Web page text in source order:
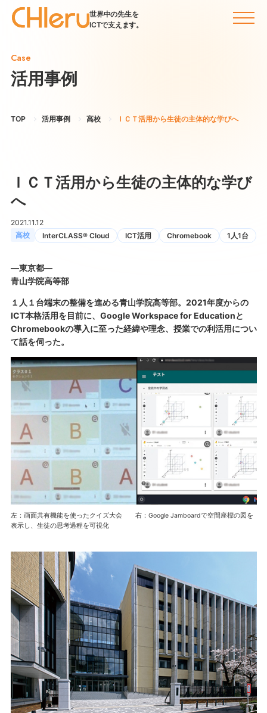
世界中の先生を
ICTで支えます。
Case
活用事例
TOP 活用事例 高校 ＩＣＴ活用から生徒の主体的な学びへ
ＩＣＴ活用から生徒の主体的な学び
へ
2021.11.12
高校
InterCLASS® Cloud ICT活用 Chromebook 1人1台
―東京都―
青山学院高等部
１人１台端末の整備を進める青山学院高等部。2021年度からの
ICT本格活用を目前に、Google Workspace for Educationと
Chromebookの導入に至った経緯や理念、授業での利活用につい
て話を伺った。
左：画面共有機能を使ったクイズ大会 右：Google Jamboardで空間座標の図を
表示し、生徒の思考過程を可視化